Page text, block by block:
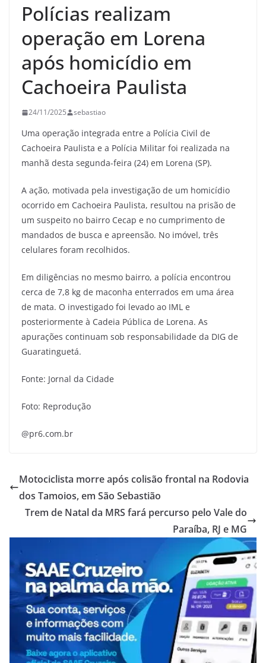
Polícias realizam
operação em Lorena
após homicídio em
Cachoeira Paulista
24/11/2025 sebastiao
Uma operação integrada entre a Polícia Civil de
Cachoeira Paulista e a Polícia Militar foi realizada na
manhã desta segunda-feira (24) em Lorena (SP).
A ação, motivada pela investigação de um homicídio
ocorrido em Cachoeira Paulista, resultou na prisão de
um suspeito no bairro Cecap e no cumprimento de
mandados de busca e apreensão. No imóvel, três
celulares foram recolhidos.
Em diligências no mesmo bairro, a polícia encontrou
cerca de 7,8 kg de maconha enterrados em uma área
de mata. O investigado foi levado ao IML e
posteriormente à Cadeia Pública de Lorena. As
apurações continuam sob responsabilidade da DIG de
Guaratinguetá.
Fonte: Jornal da Cidade
Foto: Reprodução
@pr6.com.br
Motociclista morre após colisão frontal na Rodovia
dos Tamoios, em São Sebastião
Trem de Natal da MRS fará percurso pelo Vale do
Paraíba, RJ e MG